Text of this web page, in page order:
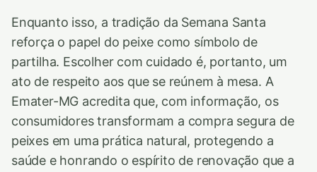
Enquanto isso, a tradição da Semana Santa
reforça o papel do peixe como símbolo de
partilha. Escolher com cuidado é, portanto, um
ato de respeito aos que se reúnem à mesa. A
Emater-MG acredita que, com informação, os
consumidores transformam a compra segura de
peixes em uma prática natural, protegendo a
saúde e honrando o espírito de renovação que a